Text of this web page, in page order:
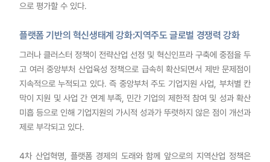
으로 평가할 수 있다.
플랫폼 기반의 혁신생태계 강화:지역주도 글로벌 경쟁력 강화
그러나 클러스터 정책이 전략산업 선정 및 혁신인프라 구축에 중점을 두
고 여러 중앙부처 산업육성 정책으로 급속히 확산되면서 제반 문제점이
지속적으로 누적되고 있다. 즉 중앙부처 주도 기업지원 사업, 부처별 칸
막이 지원 및 사업 간 연계 부족, 민간 기업의 제한적 참여 및 성과 확산
미흡 등으로 인해 기업지원의 가시적 성과가 뚜렷하지 않은 점이 개선과
제로 부각되고 있다.
4차 산업혁명, 플랫폼 경제의 도래와 함께 앞으로의 지역산업 정책은